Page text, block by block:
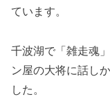
ています。
千波湖で「雑走魂
ン屋の大将に話し
した。